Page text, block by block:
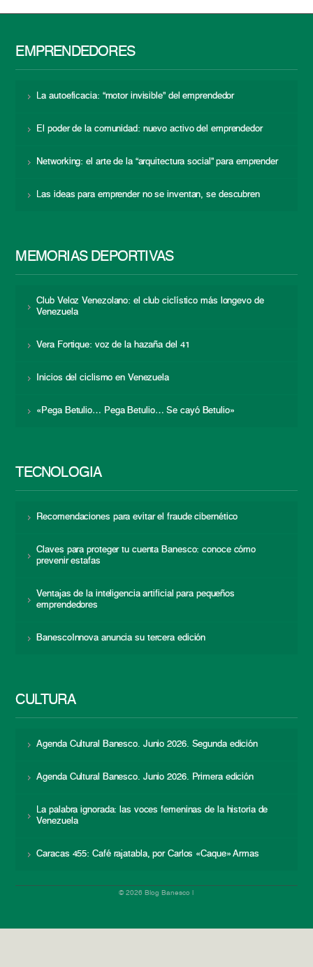
EMPRENDEDORES
La autoeficacia: “motor invisible” del emprendedor
El poder de la comunidad: nuevo activo del emprendedor
Networking: el arte de la “arquitectura social” para emprender
Las ideas para emprender no se inventan, se descubren
MEMORIAS DEPORTIVAS
Club Veloz Venezolano: el club ciclístico más longevo de
Venezuela
Vera Fortique: voz de la hazaña del 41
Inicios del ciclismo en Venezuela
«Pega Betulio… Pega Betulio… Se cayó Betulio»
TECNOLOGÍA
Recomendaciones para evitar el fraude cibernético
Claves para proteger tu cuenta Banesco: conoce cómo
prevenir estafas
Ventajas de la inteligencia artificial para pequeños
emprendedores
BanescoInnova anuncia su tercera edición
CULTURA
Agenda Cultural Banesco. Junio 2026. Segunda edición
Agenda Cultural Banesco. Junio 2026. Primera edición
La palabra ignorada: las voces femeninas de la historia de
Venezuela
Caracas 455: Café rajatabla, por Carlos «Caque» Armas
© 2026 Blog Banesco |